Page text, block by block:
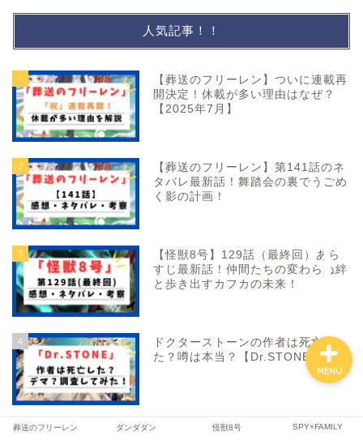
人気記事！！
1
【葬送のフリーレン】ついに連載再
開決定！休載が多い理由はなぜ？
【2025年7月】
2
【葬送のフリーレン】第141話のネ
タバレ最新話！舞踏会の裏でうごめ
く影の計画！
3
【怪獣8号】129話（最終回）あら
すじ最新話！仲間たちの変わらぬ絆
と歩き出すカフカの未来！
4
ドクターストーンの作者は死亡し
た？噂は本当？【Dr.STONE】
5
【スパイファミリー】111話 最新話
葬送のフリーレン ダンダダン 怪獣8号 SPY×FAMILY
MENU
SF
バトル・アクション